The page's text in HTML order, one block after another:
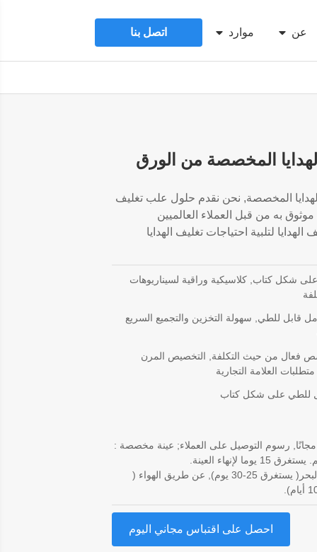
عن موارد اتصل بنا
المخصصة من الورق
المخصصة, نحن نقدم حلول علب تغليف
موثوق به من قبل العملاء العالميين
لتلبية احتياجات تغليف الهدايا
شكل كتاب, كلاسيكية وراقية لسيناريوهات
قابل للطي, سهولة التخزين والتجميع السريع
فعال من حيث التكلفة, التخصيص المرن
العلامة التجارية
للطي على شكل كتاب
مجانًا, رسوم التوصيل على العملاء; عينة مخصصة :
عن طريق البحر( يستغرق 25-30 يوم), عن طريق الهواء (
احصل على اقتباس مجاني اليوم